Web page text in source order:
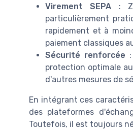
Virement SEPA :
particulièrement
rapidement et à
paiement classiques
Sécurité renforcée
protection optimale
d'autres mesures de
En intégrant ces
des plateformes
Toutefois, il est toujours